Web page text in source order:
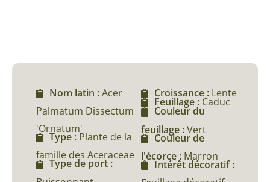
Nom latin :Acer
Palmatum Dissectum
'Ornatum'
Type : Plante de la
famille des Aceraceae
Type de port :
Croissance : Lente
Feuillage : Caduc
Couleur du
feuillage :Vert
Couleur de
l'écorce : Marron
Intérêt décoratif :